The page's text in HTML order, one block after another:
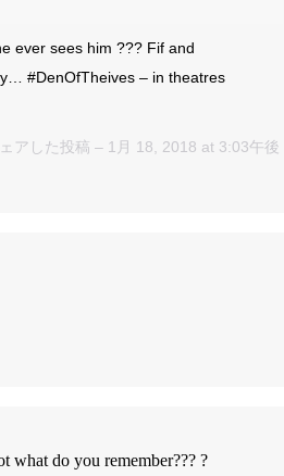
ever sees him ??? Fif and
#DenOfTheives – in theatres
アした投稿 – 1月 18, 2018 at 3:03午後
what do you remember??? ?